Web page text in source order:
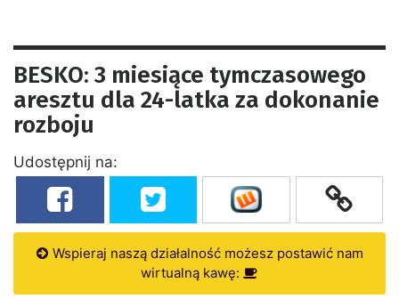
BESKO: 3 miesiące tymczasowego
aresztu dla 24-latka za dokonanie
rozboju
Udostępnij na:
Wspieraj naszą działalność możesz postawić nam
wirtualną kawę: